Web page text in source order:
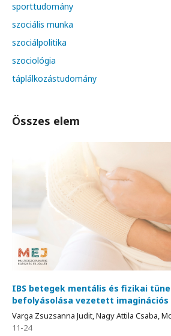
sporttudomány
szociális munka
szociálpolitika
szociológia
táplálkozástudomány
Összes elem
IBS betegek mentális és fizikai
befolyásolása vezetett
Varga Zsuzsanna Judit, Nagy Attila Csaba,
11-24